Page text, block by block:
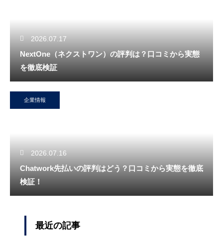
2026.07.17
NextOne（ネクストワン）の評判は？口コミから実態
を徹底検証
企業情報
2026.07.16
Chatwork先払いの評判はどう？口コミから実態を徹底
検証！
最近の記事